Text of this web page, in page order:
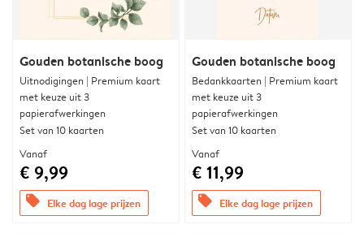
Gouden botanische boog
Uitnodigingen | Premium kaart
met keuze uit 3
papierafwerkingen
Set van 10 kaarten
Vanaf
€ 9,99
offers Elke dag lage prijzen
Gouden botanische boog
Bedankkaarten | Premium kaart
met keuze uit 3
papierafwerkingen
Set van 10 kaarten
Vanaf
€ 11,99
offers Elke dag lage prijzen